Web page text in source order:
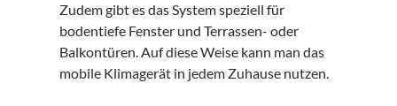
Zudem gibt es das System speziell für
bodentiefe Fenster und Terrassen- oder
Balkontüren. Auf diese Weise kann man das
mobile Klimagerät in jedem Zuhause nutzen.